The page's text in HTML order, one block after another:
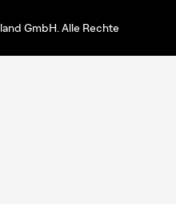
GmbH. Alle Rechte